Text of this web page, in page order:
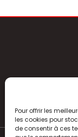
Pour offrir les
les cookies pour
de consentir à ces